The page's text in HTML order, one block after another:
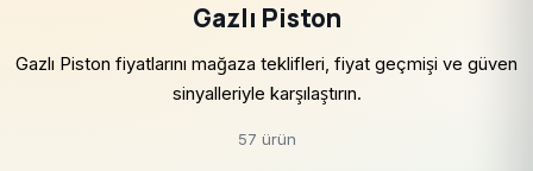
Gazlı Piston
Gazlı Piston fiyatlarını mağaza teklifleri, fiyat geçmişi ve güven
sinyalleriyle karşılaştırın.
57 ürün